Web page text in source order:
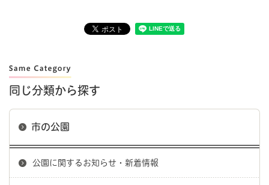
同じ分類から探す
市の公園
公園に関するお知らせ・新着情報